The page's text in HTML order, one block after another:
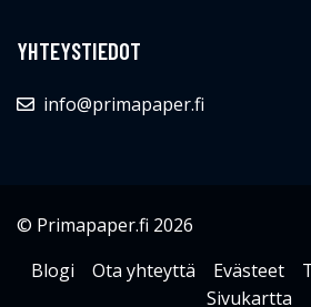
YHTEYSTIEDOT
info@primapaper.fi
© Primapaper.fi 2026
Blogi
Ota yhteyttä Evästeet
Sivukartta